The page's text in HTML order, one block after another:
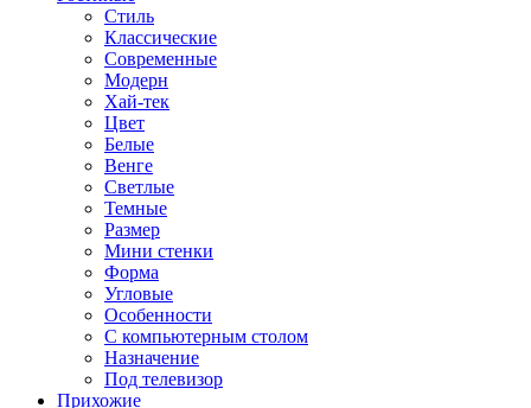
Стиль
Классические
Современные
Модерн
Хай-тек
Цвет
Белые
Венге
Светлые
Темные
Размер
Мини стенки
Форма
Угловые
Особенности
С компьютерным столом
Назначение
Под телевизор
Прихожие